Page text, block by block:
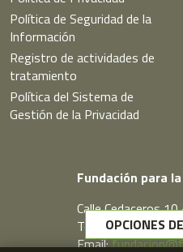
Política de Seguridad de la
Información
Registro de actividades de
tratamiento
Política del Sistema de
Gestión de la Privacidad
Fundación para
Calle
Telf. 91 431 77 80
Email:
OPCIONES